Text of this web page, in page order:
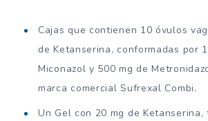
Cajas que contienen 10 óvulos
de Ketanserina, conformadas por
Miconazol y 500 mg de
marca comercial Sufrexal Combi.
Un Gel con 20 mg de Ketanserina,